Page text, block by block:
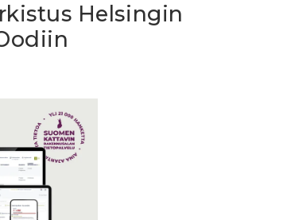
Helsingin